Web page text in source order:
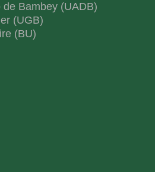
Bambey (UADB)
(UGB)
(BU)